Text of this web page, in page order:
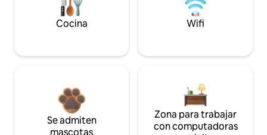
Cocina Wifi
Se admiten
mascotas
Zona para trabajar
con computadoras